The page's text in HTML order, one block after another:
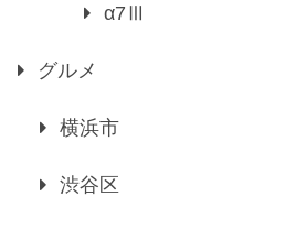
α7Ⅲ
グルメ
横浜市
渋谷区